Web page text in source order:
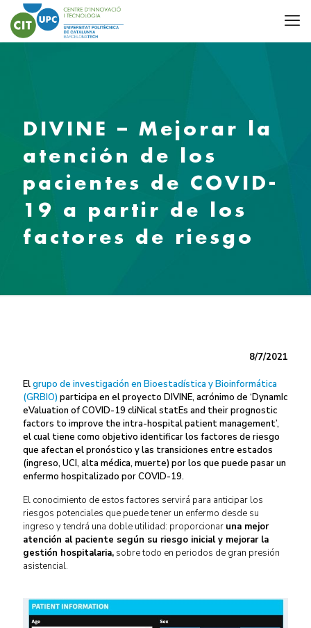
DIVINE – Mejorar la
atención de los
pacientes de COVID-
19 a partir de los
factores de riesgo
8/7/2021
Elgrupo de investigación en Bioestadística y Bioinformática
(GRBIO) participa en el proyecto DIVINE, acrónimo de ‘DynamIc
eValuation of COVID-19 cliNical statEs and their prognostic
factors to improve the intra-hospital patient management’,
el cual tiene como objetivo identificar los factores de riesgo
que afectan el pronóstico y las transiciones entre estados
(ingreso, UCI, alta médica, muerte) por los que puede pasar un
enfermo hospitalizado por COVID-19.
El conocimiento de estos factores servirá para anticipar los
riesgos potenciales que puede tener un enfermo desde su
ingreso y tendrá una doble utilidad: proporcionar una mejor
atención al paciente según su riesgo inicial y mejorar la
gestión hospitalaria, sobre todo en periodos de gran presión
asistencial.